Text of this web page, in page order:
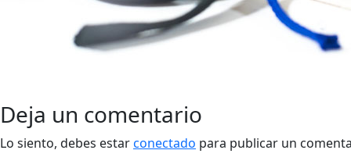
Deja un comentario
Lo siento, debes estarconectado para publicar un